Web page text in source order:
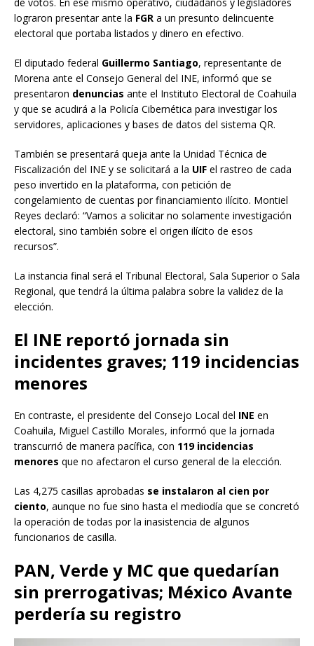
lograron presentar ante la FGR a un presunto delincuente
electoral que portaba listados y dinero en efectivo.
El diputado federal Guillermo Santiago, representante de
Morena ante el Consejo General del INE, informó que se
presentaron denuncias ante el Instituto Electoral de Coahuila
y que se acudirá a la Policía Cibernética para investigar los
servidores, aplicaciones y bases de datos del sistema QR.
También se presentará queja ante la Unidad Técnica de
Fiscalización del INE y se solicitará a la UIF el rastreo de cada
peso invertido en la plataforma, con petición de
congelamiento de cuentas por financiamiento ilícito. Montiel
Reyes declaró: “Vamos a solicitar no solamente investigación
electoral, sino también sobre el origen ilícito de esos
recursos”.
La instancia final será el Tribunal Electoral, Sala Superior o Sala
Regional, que tendrá la última palabra sobre la validez de la
elección.
El INE reportó jornada sin
incidentes graves; 119 incidencias
menores
En contraste, el presidente del Consejo Local del INE en
Coahuila, Miguel Castillo Morales, informó que la jornada
transcurrió de manera pacífica, con 119 incidencias
menores que no afectaron el curso general de la elección.
Las 4,275 casillas aprobadas se instalaron al cien por
ciento, aunque no fue sino hasta el mediodía que se concretó
la operación de todas por la inasistencia de algunos
funcionarios de casilla.
PAN, Verde y MC que quedarían
sin prerrogativas; México Avante
perdería su registro